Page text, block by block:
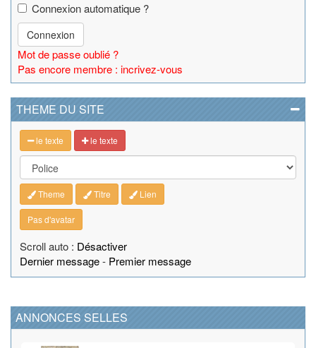
Connexion automatique ?
Connexion
Mot de passe oublié ?
Pas encore membre : incrivez-vous
THEME DU SITE
le texte le texte
Theme Titre Lien
Pas d'avatar
Scroll auto : Désactiver
Dernier message- Premier message
ANNONCES SELLES